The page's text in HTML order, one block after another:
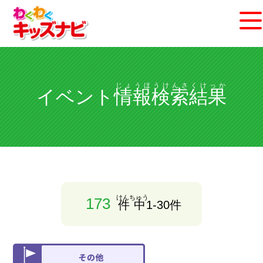
イベント情報検索結果
じょうほうけんさくけっか
173 件中
けんちゅう
1-30件